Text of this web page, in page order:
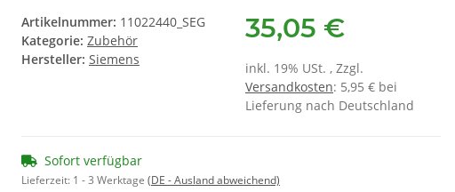
Artikelnummer: 11022440_SEG
Kategorie: Zubehör
Hersteller: Siemens
35,05 €
inkl. 19% USt. , Zzgl.
Versandkosten: 5,95 € bei
Lieferung nach Deutschland
Sofort verfügbar
Lieferzeit: 1 - 3 Werktage (DE - Ausland abweichend)
SEBO Filterbox K 6629ER
BSH Flüssigentkalker 00311680 (